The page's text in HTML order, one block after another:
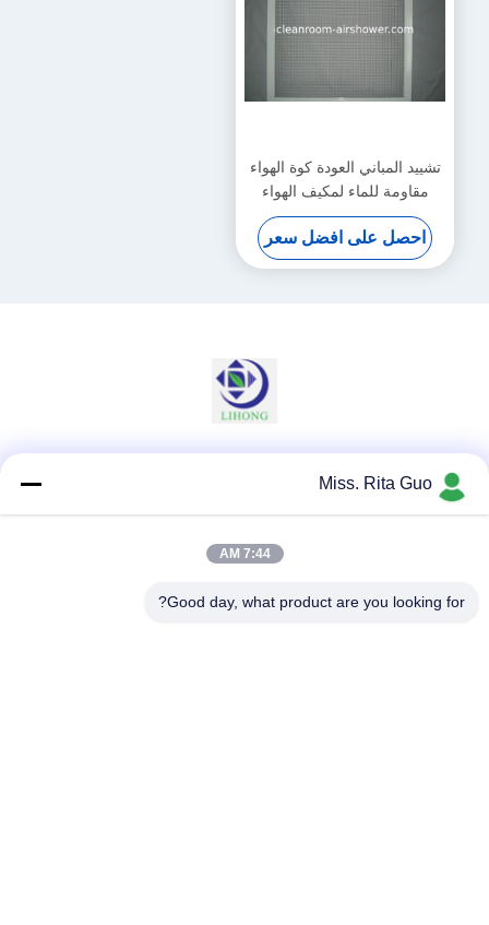
تشييد المباني العودة كوة الهواء
مقاومة للماء لمكيف الهواء
احصل على افضل سعر
وسائل التواصل الاجتماعيMiss. Rita Guo
7:44 AM
Good day, what product are you looking for?